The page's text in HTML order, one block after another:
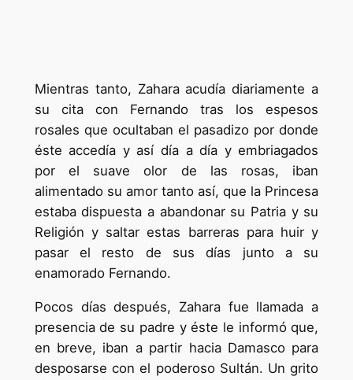
Mientras tanto, Zahara acudía diariamente a
su cita con Fernando tras los espesos
rosales que ocultaban el pasadizo por donde
éste accedía y así día a día y embriagados
por el suave olor de las rosas, iban
alimentado su amor tanto así, que la Princesa
estaba dispuesta a abandonar su Patria y su
Religión y saltar estas barreras para huir y
pasar el resto de sus días junto a su
enamorado Fernando.
Pocos días después, Zahara fue llamada a
presencia de su padre y éste le informó que,
en breve, iban a partir hacia Damasco para
desposarse con el poderoso Sultán. Un grito